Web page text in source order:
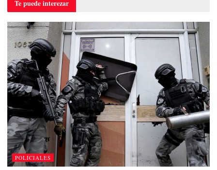
Te puedeinterezar
POLICIALES